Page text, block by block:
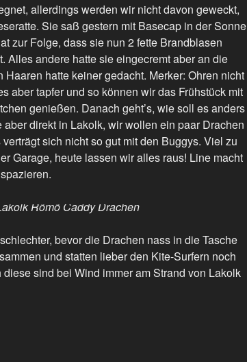
allerdings werden wir nicht davon geweckt,
Sie saß gestern mit Basecap in der Sonne
zur Folge, dass sie nun 2 fette Brandblasen
Alles andere hatte sie eingecremt aber an die
Haaren hatte keiner gedacht. Merker: Ohren nicht
aber tapfer und so können wir das Frühstück mit
genießen. Danach geht’s, wie soll es anders
aber direkt in Lakolk, wir wollen ein paar Drachen
sich nicht so gut mit den Buggys. Viel zu
Garage, heute lassen wir alles raus! Line macht
Römö Caddy Drachen
bevor die Drachen nass in die Tasche
und statten lieber den Kite-Surfern noch
sind bei Wind immer am Strand von Lakolk